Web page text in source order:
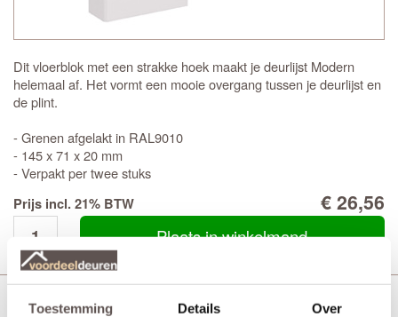
Toestemming Details Over
Dit vloerblok met een strakke hoek maakt je deurlijst Modern
helemaal af. Het vormt een mooie overgang tussen je deurlijst en
de plint.
- Grenen afgelakt in RAL9010
- 145 x 71 x 20 mm
- Verpakt per twee stuks
Prijs incl. 21% BTW
€ 26,56
Plaats in winkelmand
Cando Modern Deurlijst